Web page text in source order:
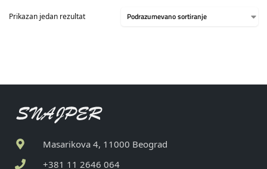
Prikazan jedan rezultat
Masarikova 4, 11000 Beograd
+381 11 2646 064